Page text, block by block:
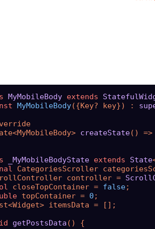
MyMobileBody extends
MyMobileBody({Key? key}) :
createState() =>
_MyMobileBodyState extends State
CategoriesScroller
controller =
closeTopContainer = false;
topContainer = 0 ;
itemsData = [];
getPostsData () {